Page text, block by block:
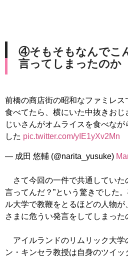
④そもそもなんでこ
言ってしまったのか
前橋の商店街の昭和なファミレス
食べてたら、横にいた中抜きおじ
じいさんがオムライスを食べなが
した pic.twitter.com/yIE1yXv2Mn
— 成田 悠輔 (@narita_yusuke)
さて今回の一件で共通していた
言ってんだ？”という驚きでした
ル大学で教鞭をとるほどの人物が
さまに危うい発言をしてしまった
アイルランドのリムリック大学
ン・キンセラ教授は自身のツイッ